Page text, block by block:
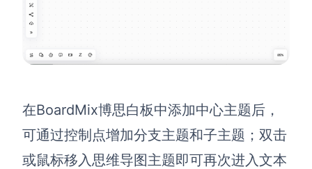
数据分析与策略
AI生成用户画像
AI生成波士顿矩阵
AI生成波特五力模型
AI生成4P营销理论模型
智能创作
AI写作
AI对话
AI生成简历
在BoardMix博思白板中添加中心主题后，
可通过控制点增加分支主题和子主题；双击
或鼠标移入思维导图主题即可再次进入文本